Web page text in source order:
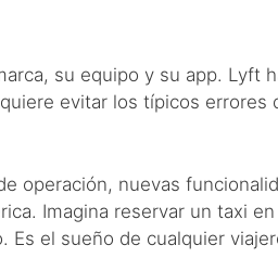
su equipo y su app. Lyft
evitar los típicos errores
operación, nuevas
Imagina reservar un taxi
Es el sueño de cualquier